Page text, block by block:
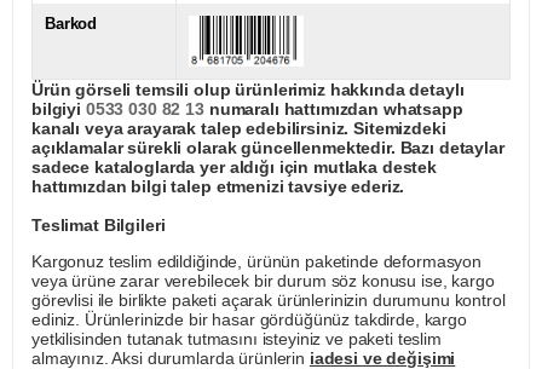
Barkod
Ürün görseli temsili olup ürünlerimiz hakkında detaylı
bilgiyi 0533 030 82 13numaralı hattımızdan whatsapp
kanalı veya arayarak talep edebilirsiniz. Sitemizdeki
açıklamalar sürekli olarak güncellenmektedir. Bazı detaylar
sadece kataloglarda yer aldığı için mutlaka destek
hattımızdan bilgi talep etmenizi tavsiye ederiz.
Teslimat Bilgileri
Kargonuz teslim edildiğinde, ürünün paketinde deformasyon
veya ürüne zarar verebilecek bir durum söz konusu ise, kargo
görevlisi ile birlikte paketi açarak ürünlerinizin durumunu kontrol
ediniz. Ürünlerinizde bir hasar gördüğünüz takdirde, kargo
yetkilisinden tutanak tutmasını isteyiniz ve paketi teslim
almayınız. Aksi durumlarda ürünlerin iadesi ve değişimi